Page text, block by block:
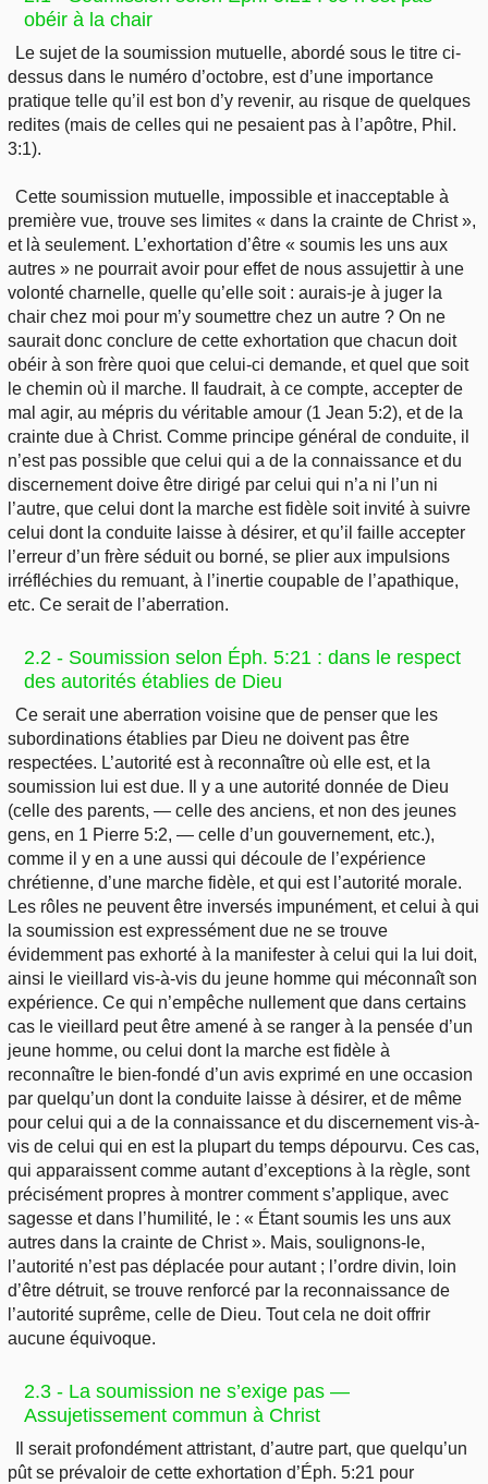
obéir à la chair
Le sujet de la soumission mutuelle, abordé sous le titre ci-
dessus dans le numéro d’octobre, est d’une importance
pratique telle qu’il est bon d’y revenir, au risque de quelques
redites (mais de celles qui ne pesaient pas à l’apôtre, Phil.
3:1).
Cette soumission mutuelle, impossible et inacceptable à
première vue, trouve ses limites « dans la crainte de Christ »,
et là seulement. L’exhortation d’être « soumis les uns aux
autres » ne pourrait avoir pour effet de nous assujettir à une
volonté charnelle, quelle qu’elle soit : aurais-je à juger la
chair chez moi pour m’y soumettre chez un autre ? On ne
saurait donc conclure de cette exhortation que chacun doit
obéir à son frère quoi que celui-ci demande, et quel que soit
le chemin où il marche. Il faudrait, à ce compte, accepter de
mal agir, au mépris du véritable amour (1 Jean 5:2), et de la
crainte due à Christ. Comme principe général de conduite, il
n’est pas possible que celui qui a de la connaissance et du
discernement doive être dirigé par celui qui n’a ni l’un ni
l’autre, que celui dont la marche est fidèle soit invité à suivre
celui dont la conduite laisse à désirer, et qu’il faille accepter
l’erreur d’un frère séduit ou borné, se plier aux impulsions
irréfléchies du remuant, à l’inertie coupable de l’apathique,
etc. Ce serait de l’aberration.
2.2 - Soumission selon Éph. 5:21 : dans le respect
des autorités établies de Dieu
Ce serait une aberration voisine que de penser que les
subordinations établies par Dieu ne doivent pas être
respectées. L’autorité est à reconnaître où elle est, et la
soumission lui est due. Il y a une autorité donnée de Dieu
(celle des parents, — celle des anciens, et non des jeunes
gens, en 1 Pierre 5:2, — celle d’un gouvernement, etc.),
comme il y en a une aussi qui découle de l’expérience
chrétienne, d’une marche fidèle, et qui est l’autorité morale.
Les rôles ne peuvent être inversés impunément, et celui à qui
la soumission est expressément due ne se trouve
évidemment pas exhorté à la manifester à celui qui la lui doit,
ainsi le vieillard vis-à-vis du jeune homme qui méconnaît son
expérience. Ce qui n’empêche nullement que dans certains
cas le vieillard peut être amené à se ranger à la pensée d’un
jeune homme, ou celui dont la marche est fidèle à
reconnaître le bien-fondé d’un avis exprimé en une occasion
par quelqu’un dont la conduite laisse à désirer, et de même
pour celui qui a de la connaissance et du discernement vis-à-
vis de celui qui en est la plupart du temps dépourvu. Ces cas,
qui apparaissent comme autant d’exceptions à la règle, sont
précisément propres à montrer comment s’applique, avec
sagesse et dans l’humilité, le : « Étant soumis les uns aux
autres dans la crainte de Christ ». Mais, soulignons-le,
l’autorité n’est pas déplacée pour autant ; l’ordre divin, loin
d’être détruit, se trouve renforcé par la reconnaissance de
l’autorité suprême, celle de Dieu. Tout cela ne doit offrir
aucune équivoque.
2.3 - La soumission ne s’exige pas —
Assujetissement commun à Christ
Il serait profondément attristant, d’autre part, que quelqu’un
pût se prévaloir de cette exhortation d’Éph. 5:21 pour